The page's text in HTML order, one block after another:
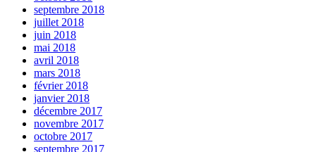
septembre 2018
juillet 2018
juin 2018
mai 2018
avril 2018
mars 2018
février 2018
janvier 2018
décembre 2017
novembre 2017
octobre 2017
septembre 2017